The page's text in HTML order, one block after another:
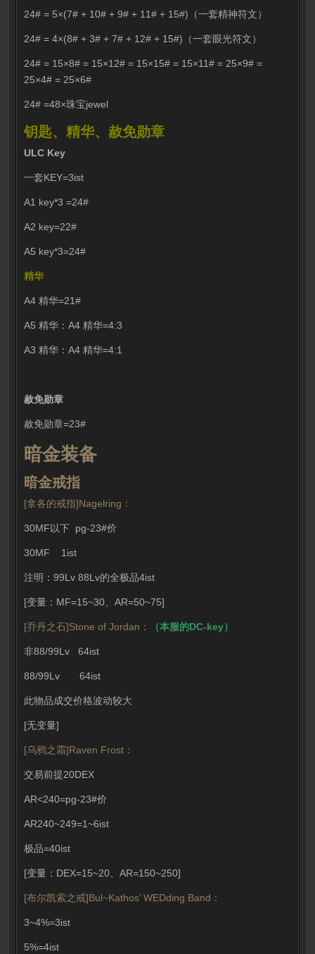
24# = 5×(7# + 10# + 9# + 11# + 15#)（一套精神符文）
24# = 4×(8# + 3# + 7# + 12# + 15#)（一套眼光符文）
24# = 15×8# = 15×12# = 15×15# = 15×11# = 25×9# =
25×4# = 25×6#
24# =48×珠宝jewel
钥匙、精华、赦免勋章
ULC Key
一套KEY=3ist
A1 key*3 =24#
A2 key=22#
A5 key*3=24#
精华
A4 精华=21#
A5 精华：A4 精华=4:3
A3 精华：A4 精华=4:1
赦免勋章
赦免勋章=23#
暗金装备
暗金戒指
[拿各的戒指]Nagelring：
30MF以下 pg-23#价
30MF 1ist
注明：99Lv 88Lv的全极品4ist
[变量：MF=15~30、AR=50~75]
[乔丹之石]Stone of Jordan： （本服的DC-key）
非88/99Lv 64ist
88/99Lv 64ist
此物品成交价格波动较大
[无变量]
[乌鸦之霜]Raven Frost：
交易前提20DEX
AR<240=pg-23#价
AR240~249=1~6ist
极品=40ist
[变量：DEX=15~20、AR=150~250]
[布尔凯索之戒]Bul~Kathos’ WEDding Band：
3~4%=3ist
5%=4ist